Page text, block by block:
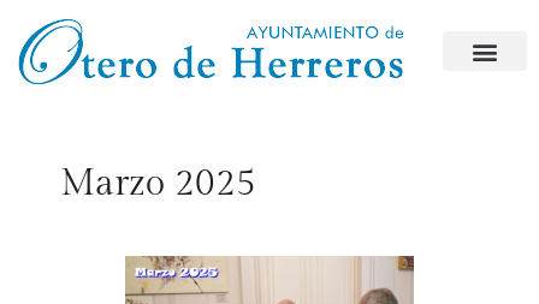
Marzo 2025